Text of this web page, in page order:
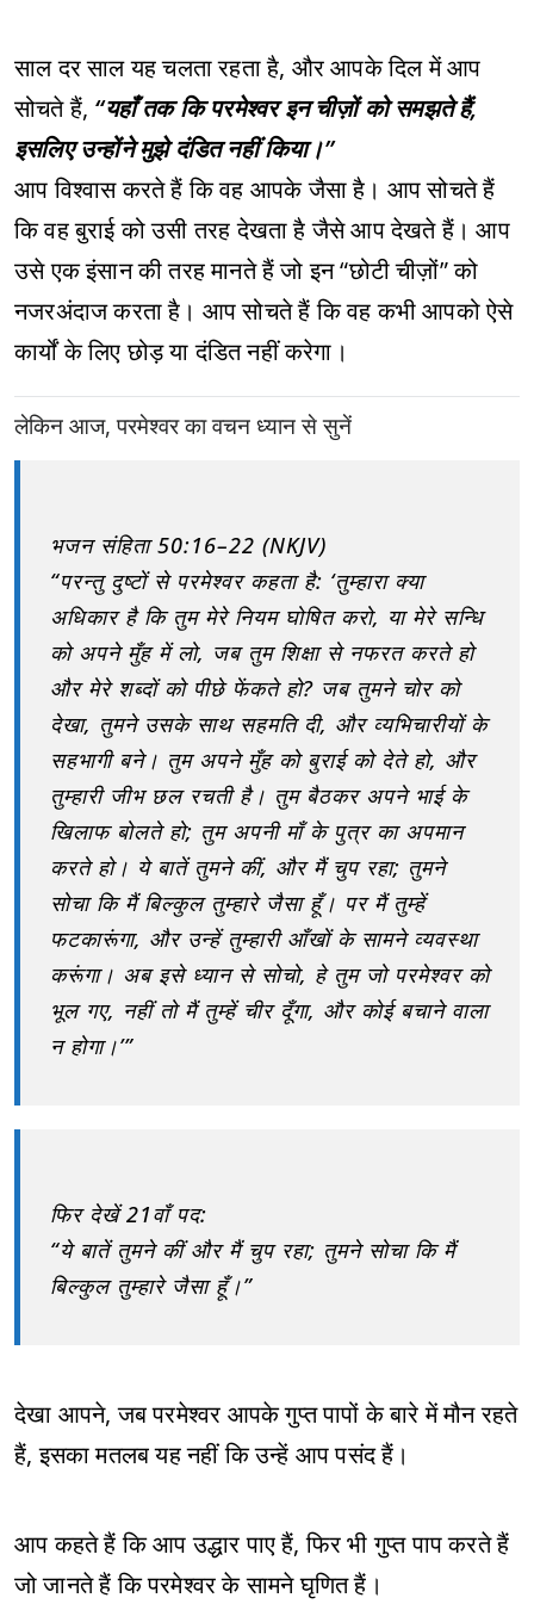
साल दर साल यह चलता रहता है, और आपके दिल में आप
सोचते हैं, “यहाँ तक कि परमेश्वर इन चीज़ों को समझते हैं,
इसलिए उन्होंने मुझे दंडित नहीं किया।”
आप विश्वास करते हैं कि वह आपके जैसा है। आप सोचते हैं
कि वह बुराई को उसी तरह देखता है जैसे आप देखते हैं। आप
उसे एक इंसान की तरह मानते हैं जो इन “छोटी चीज़ों” को
नजरअंदाज करता है। आप सोचते हैं कि वह कभी आपको ऐसे
कार्यों के लिए छोड़ या दंडित नहीं करेगा।
लेकिन आज, परमेश्वर का वचन ध्यान से सुनें
भजन संहिता 50:16–22 (NKJV)
“परन्तु दुष्टों से परमेश्वर कहता है: ‘तुम्हारा क्या
अधिकार है कि तुम मेरे नियम घोषित करो, या मेरे सन्धि
को अपने मुँह में लो, जब तुम शिक्षा से नफरत करते हो
और मेरे शब्दों को पीछे फेंकते हो? जब तुमने चोर को
देखा, तुमने उसके साथ सहमति दी, और व्यभिचारीयों के
सहभागी बने। तुम अपने मुँह को बुराई को देते हो, और
तुम्हारी जीभ छल रचती है। तुम बैठकर अपने भाई के
खिलाफ बोलते हो; तुम अपनी माँ के पुत्र का अपमान
करते हो। ये बातें तुमने कीं, और मैं चुप रहा; तुमने
सोचा कि मैं बिल्कुल तुम्हारे जैसा हूँ। पर मैं तुम्हें
फटकारूंगा, और उन्हें तुम्हारी आँखों के सामने व्यवस्था
करूंगा। अब इसे ध्यान से सोचो, हे तुम जो परमेश्वर को
भूल गए, नहीं तो मैं तुम्हें चीर दूँगा, और कोई बचाने वाला
न होगा।’”
फिर देखें 21वाँ पद:
“ये बातें तुमने कीं और मैं चुप रहा; तुमने सोचा कि मैं
बिल्कुल तुम्हारे जैसा हूँ।”
देखा आपने, जब परमेश्वर आपके गुप्त पापों के बारे में मौन रहते
हैं, इसका मतलब यह नहीं कि उन्हें आप पसंद हैं।
आप कहते हैं कि आप उद्धार पाए हैं, फिर भी गुप्त पाप करते हैं
जो जानते हैं कि परमेश्वर के सामने घृणित हैं।